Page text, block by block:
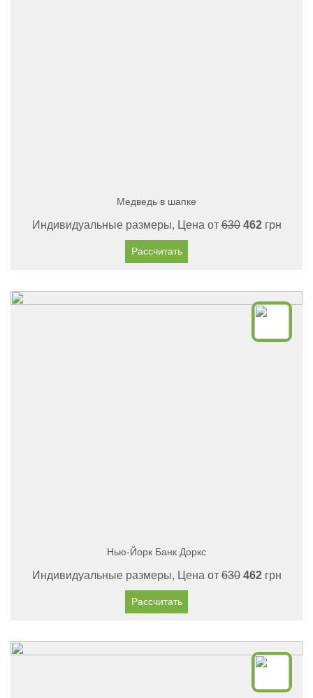
Медведь в шапке
Индивидуальные размеры, Цена от630 462грн
Рассчитать
Нью-Йорк Банк Доркс
Индивидуальные размеры, Цена от630 462грн
Рассчитать